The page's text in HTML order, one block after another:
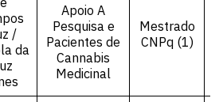
/
da
Apoio A
Pesquisa e
Pacientes de
Cannabis
Medicinal
Mestrado
CNPq (1)